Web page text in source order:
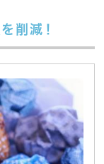
削減！